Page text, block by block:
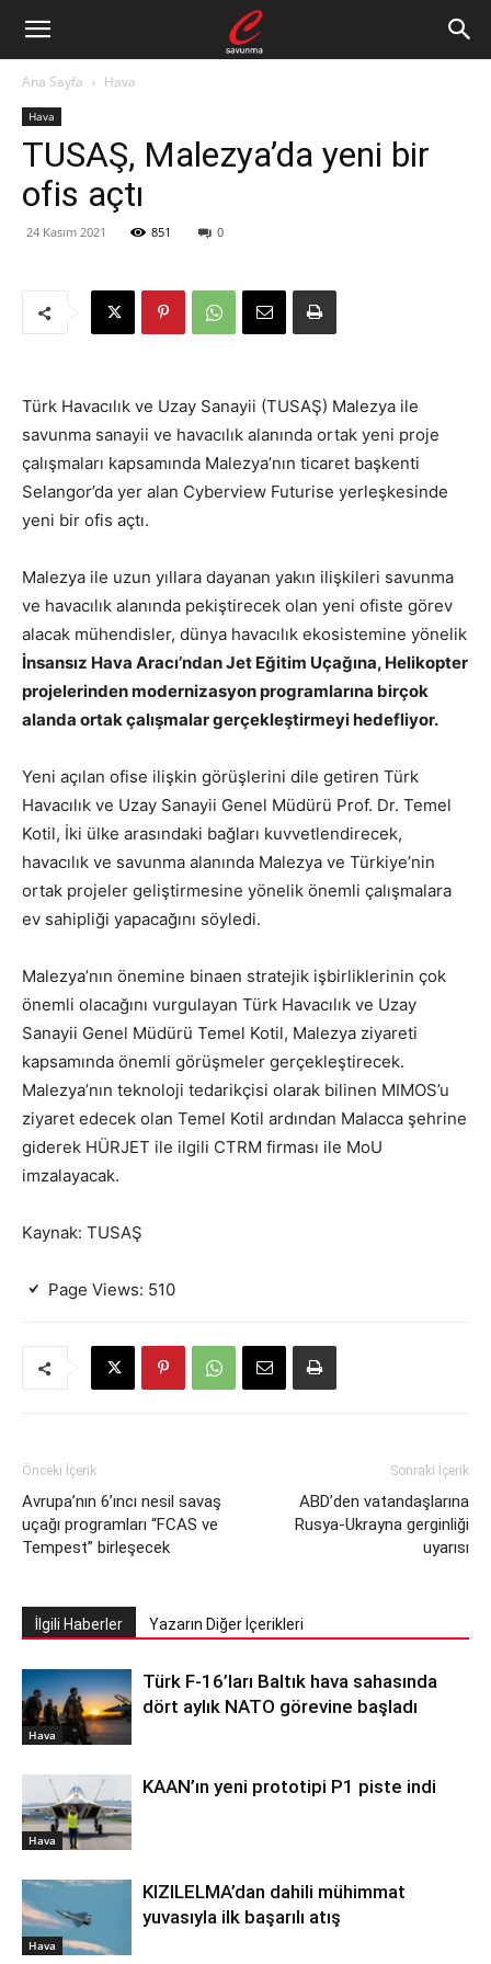
Ana Sayfa Hava
Hava
TUSAŞ, Malezya’da yeni bir
ofis açtı
24 Kasım 2021 851 0
Türk Havacılık ve Uzay Sanayii (TUSAŞ) Malezya ile
savunma sanayii ve havacılık alanında ortak yeni proje
çalışmaları kapsamında Malezya’nın ticaret başkenti
Selangor’da yer alan Cyberview Futurise yerleşkesinde
yeni bir ofis açtı.
Malezya ile uzun yıllara dayanan yakın ilişkileri savunma
ve havacılık alanında pekiştirecek olan yeni ofiste görev
alacak mühendisler, dünya havacılık ekosistemine yönelik
İnsansız Hava Aracı’ndan Jet Eğitim Uçağına, Helikopter
projelerinden modernizasyon programlarına birçok
alanda ortak çalışmalar gerçekleştirmeyi hedefliyor.
Yeni açılan ofise ilişkin görüşlerini dile getiren Türk
Havacılık ve Uzay Sanayii Genel Müdürü Prof. Dr. Temel
Kotil, İki ülke arasındaki bağları kuvvetlendirecek,
havacılık ve savunma alanında Malezya ve Türkiye’nin
ortak projeler geliştirmesine yönelik önemli çalışmalara
ev sahipliği yapacağını söyledi.
Malezya’nın önemine binaen stratejik işbirliklerinin çok
önemli olacağını vurgulayan Türk Havacılık ve Uzay
Sanayii Genel Müdürü Temel Kotil, Malezya ziyareti
kapsamında önemli görüşmeler gerçekleştirecek.
Malezya’nın teknoloji tedarikçisi olarak bilinen MIMOS’u
ziyaret edecek olan Temel Kotil ardından Malacca şehrine
giderek HÜRJET ile ilgili CTRM firması ile MoU
imzalayacak.
Kaynak: TUSAŞ
Page Views: 510
Önceki İçerik
Avrupa’nın 6’ıncı nesil savaş
uçağı programları “FCAS ve
Tempest” birleşecek
Sonraki İçerik
ABD’den vatandaşlarına
Rusya-Ukrayna gerginliği
uyarısı
İlgili Haberler Yazarın Diğer İçerikleri
Hava
Türk F-16’ları Baltık hava sahasında
dört aylık NATO görevine başladı
Hava
KAAN’ın yeni prototipi P1 piste indi
Hava
KIZILELMA’dan dahili mühimmat
yuvasıyla ilk başarılı atış